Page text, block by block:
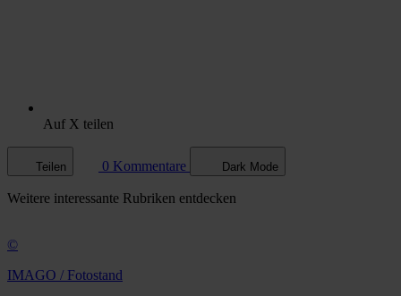
Auf X teilen
Teilen 0 Kommentare Dark Mode
Weitere interessante Rubriken entdecken
©
IMAGO / Fotostand